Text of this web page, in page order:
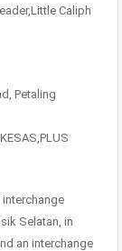
Caliph
Petaling
Selatan, in
an interchange